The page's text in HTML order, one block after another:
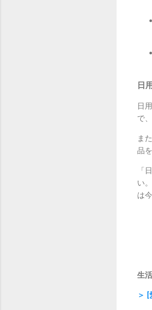
日
日
で
ま
品
「
い
は
生
＞